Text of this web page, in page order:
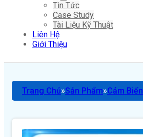
Tin Tức
Case Study
Tài Liệu Kỹ Thuật
Liên Hệ
Giới Thiệu
Trang Chủ Sản Phẩm Cảm Biến